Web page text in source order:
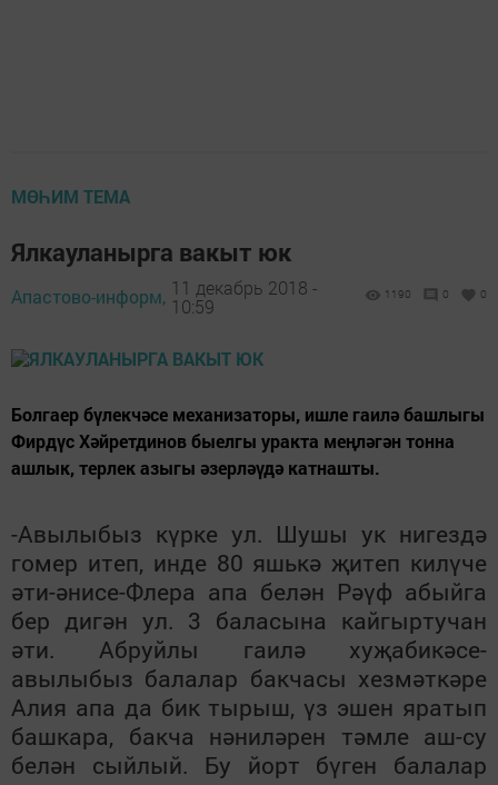
МӨҺИМ ТЕМА
Ялкауланырга вакыт юк
Апастово-информ, 11 декабрь 2018 -
10:59
1190 0 0
Болгаер бүлекчәсе механизаторы, ишле гаилә башлыгы
Фирдүс Хәйретдинов быелгы уракта меңләгән тонна
ашлык, терлек азыгы әзерләүдә катнашты.
-Авылыбыз күрке ул. Шушы ук нигездә
гомер итеп, инде 80 яшькә җитеп килүче
әти-әнисе-Флера апа белән Рәүф абыйга
бер дигән ул. 3 баласына кайгыртучан
әти. Абруйлы гаилә хуҗабикәсе-
авылыбыз балалар бакчасы хезмәткәре
Алия апа да бик тырыш, үз эшен яратып
башкара, бакча нәниләрен тәмле аш-су
белән сыйлый. Бу йорт бүген балалар